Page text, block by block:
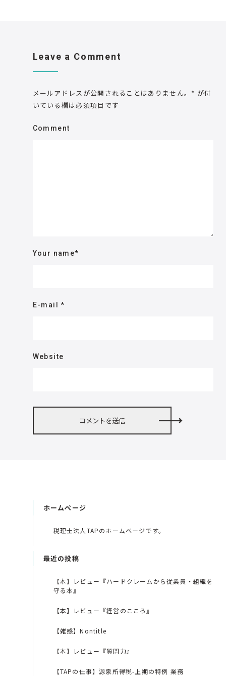
Leave a Comment
メールアドレスが公開されることはありません。 * が付
いている欄は必須項目です
Comment
Your name*
E-mail*
Website
ホームページ
税理士法人TAPのホームページです。
最近の投稿
【本】レビュー『ハードクレームから従業員・組織を
守る本』
【本】レビュー『経営のこころ』
【雑感】Nontitle
【本】レビュー『質問力』
【TAPの仕事】源泉所得税-上期の特例 業務